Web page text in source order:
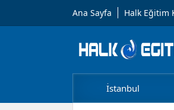
Ana Sayfa Halk Eğitim
İstanbul